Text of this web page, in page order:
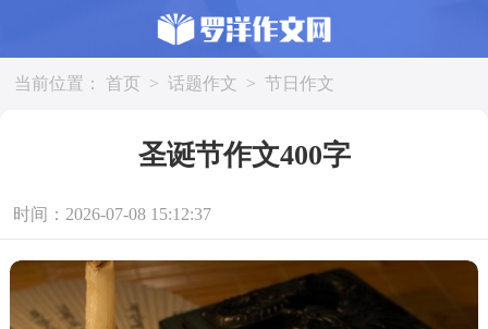
当前位置： 首页 > 话题作文 > 节日作文
圣诞节作文400字
时间：2026-07-08 15:12:37